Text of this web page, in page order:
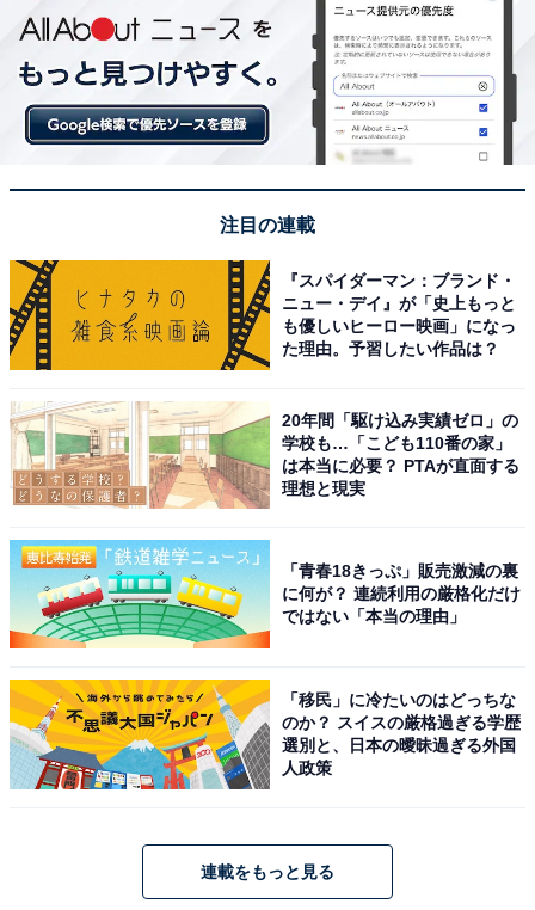
こちらもおすすめ
「女性が乗っていたら似合う」と思うトヨタの
車ランキング！2位「シエンタ」、1位は？
注目の連載
『スパイダーマン：ブランド・
ニュー・デイ』が「史上もっと
も優しいヒーロー映画」になっ
た理由。予習したい作品は？
20年間「駆け込み実績ゼロ」の
学校も…「こども110番の家」
は本当に必要？ PTAが直面する
理想と現実
「青春18きっぷ」販売激減の裏
に何が？ 連続利用の厳格化だけ
ではない「本当の理由」
「移民」に冷たいのはどっちな
のか？ スイスの厳格過ぎる学歴
選別と、日本の曖昧過ぎる外国
人政策
連載をもっと見る